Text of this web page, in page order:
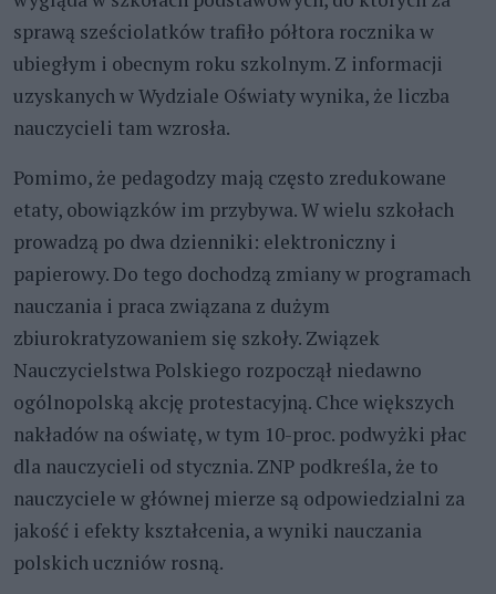
sprawą sześciolatków trafiło półtora rocznika w
ubiegłym i obecnym roku szkolnym. Z informacji
uzyskanych w Wydziale Oświaty wynika, że liczba
nauczycieli tam wzrosła.
Pomimo, że pedagodzy mają często zredukowane
etaty, obowiązków im przybywa. W wielu szkołach
prowadzą po dwa dzienniki: elektroniczny i
papierowy. Do tego dochodzą zmiany w programach
nauczania i praca związana z dużym
zbiurokratyzowaniem się szkoły. Związek
Nauczycielstwa Polskiego rozpoczął niedawno
ogólnopolską akcję protestacyjną. Chce większych
nakładów na oświatę, w tym 10-proc. podwyżki płac
dla nauczycieli od stycznia. ZNP podkreśla, że to
nauczyciele w głównej mierze są odpowiedzialni za
jakość i efekty kształcenia, a wyniki nauczania
polskich uczniów rosną.